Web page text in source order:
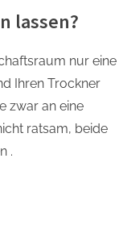
lassen?
nur eine
Ihren Trockner
zwar an eine
ratsam, beide
.